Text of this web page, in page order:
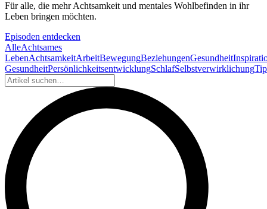
Für alle, die mehr Acht­sam­keit und mentales Wohlbefinden in ihr
Leben brin­gen möch­ten.
Episoden entdecken
AlleAchtsames
LebenAchtsamkeitArbeitBewegungBeziehungenGesundheit
GesundheitPersönlichkeitsentwicklungSchlafSelbstverwirklichung